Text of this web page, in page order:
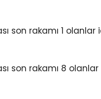
son rakamı 1 olanlar
son rakamı 8 olanlar